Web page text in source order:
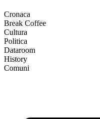
Cronaca
Break Coffee
Cultura
Politica
Dataroom
History
Comuni